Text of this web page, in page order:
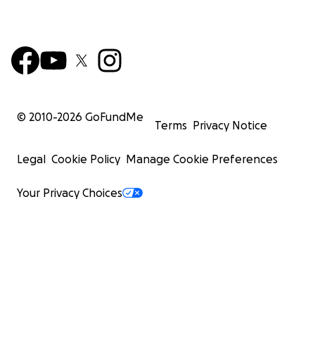
© 2010-2026 GoFundMe
Terms Privacy Notice
Legal Cookie Policy Manage Cookie Preferences
Your Privacy Choices